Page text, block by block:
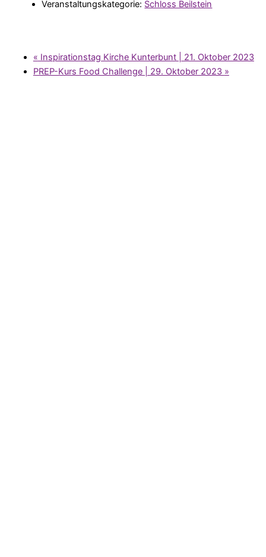
Veranstaltungskategorie: Schloss Beilstein
« Inspirationstag Kirche Kunterbunt | 21. Oktober 2023
PREP-Kurs Food Challenge | 29. Oktober 2023 »